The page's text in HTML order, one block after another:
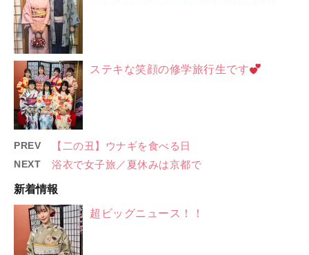
ステキな笑顔の修学旅行生です
PREV 【二の丑】ウナギを食べる日
NEXT 浴衣で女子旅／夏休みは京都で
新着情報
超ビッグニュース！！